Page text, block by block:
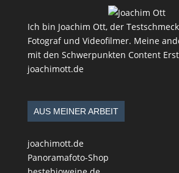
Ich bin Joachim Ott, der
Fotograf und Videofilmer. Meine
mit den Schwerpunkten Content
joachimott.de
AUS MEINER ARBEIT
joachimott.de
Panoramafoto-Shop